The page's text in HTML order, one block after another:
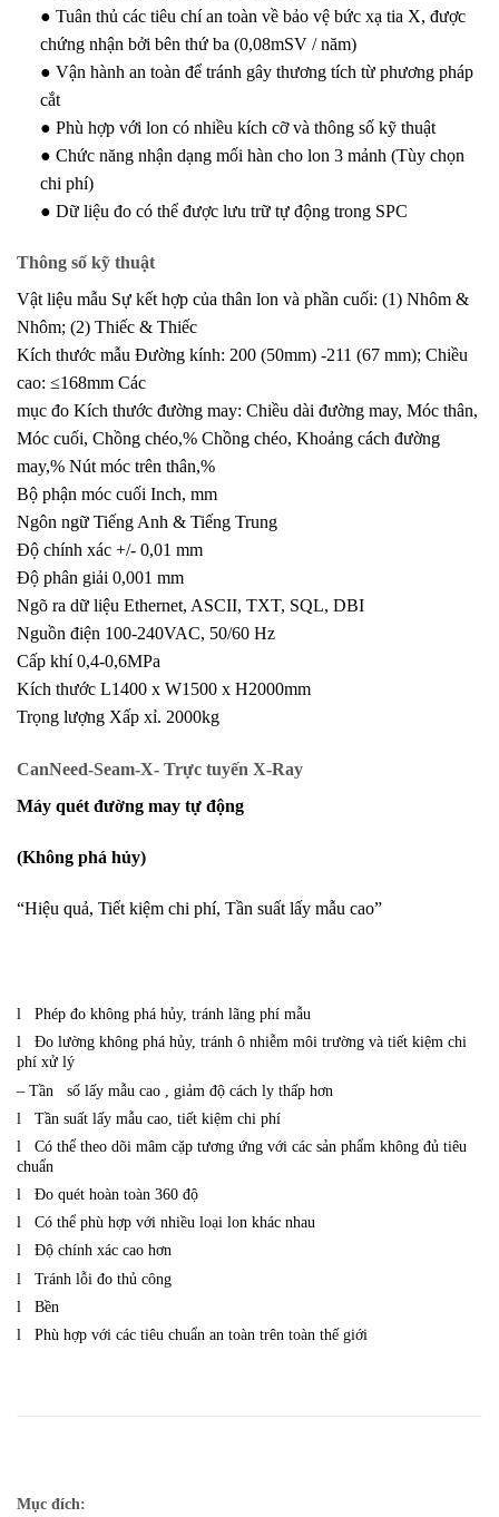
● Tuân thủ các tiêu chí an toàn về bảo vệ bức xạ tia X, được
chứng nhận bởi bên thứ ba (0,08mSV / năm)
● Vận hành an toàn để tránh gây thương tích từ phương pháp
cắt
● Phù hợp với lon có nhiều kích cỡ và thông số kỹ thuật
● Chức năng nhận dạng mối hàn cho lon 3 mảnh (Tùy chọn
chi phí)
● Dữ liệu đo có thể được lưu trữ tự động trong SPC
Thông số kỹ thuật
Vật liệu mẫu Sự kết hợp của thân lon và phần cuối: (1) Nhôm &
Nhôm; (2) Thiếc & Thiếc
Kích thước mẫu Đường kính: 200 (50mm) -211 (67 mm); Chiều
cao: ≤168mm Các
mục đo Kích thước đường may: Chiều dài đường may, Móc thân,
Móc cuối, Chồng chéo,% Chồng chéo, Khoảng cách đường
may,% Nút móc trên thân,%
Bộ phận móc cuối Inch, mm
Ngôn ngữ Tiếng Anh & Tiếng Trung
Độ chính xác +/- 0,01 mm
Độ phân giải 0,001 mm
Ngõ ra dữ liệu Ethernet, ASCII, TXT, SQL, DBI
Nguồn điện 100-240VAC, 50/60 Hz
Cấp khí 0,4-0,6MPa
Kích thước L1400 x W1500 x H2000mm
Trọng lượng Xấp xỉ. 2000kg
CanNeed-Seam-X- Trực tuyến X-Ray
Máy quét đường may tự động
(Không phá hủy)
“Hiệu quả, Tiết kiệm chi phí, Tần suất lấy mẫu cao”
l Phép đo không phá hủy, tránh lãng phí mẫu
l Đo lường không phá hủy, tránh ô nhiễm môi trường và tiết kiệm chi
phí xử lý
– Tần số lấy mẫu cao , giảm độ cách ly thấp hơn
l Tần suất lấy mẫu cao, tiết kiệm chi phí
l Có thể theo dõi mâm cặp tương ứng với các sản phẩm không đủ tiêu
chuẩn
l Đo quét hoàn toàn 360 độ
l Có thể phù hợp với nhiều loại lon khác nhau
l Độ chính xác cao hơn
l Tránh lỗi đo thủ công
l Bền
l Phù hợp với các tiêu chuẩn an toàn trên toàn thế giới
Mục đích: